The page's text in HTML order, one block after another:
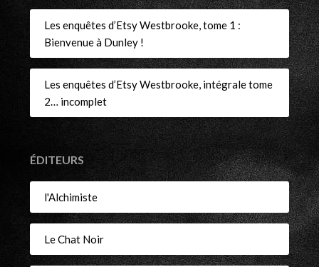
Les enquêtes d’Etsy Westbrooke, tome 1 :
Bienvenue à Dunley !
Les enquêtes d’Etsy Westbrooke, intégrale tome
2… incomplet
ÉDITEURS
l'Alchimiste
Le Chat Noir